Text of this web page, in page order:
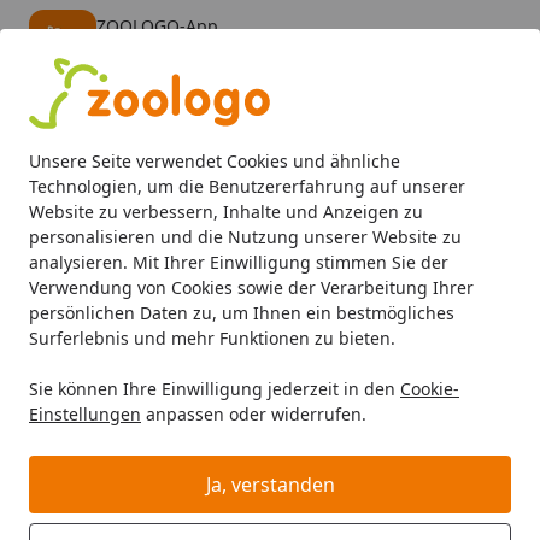
Unsere Seite verwendet Cookies und ähnliche
Technologien, um die Benutzererfahrung auf unserer
Website zu verbessern, Inhalte und Anzeigen zu
personalisieren und die Nutzung unserer Website zu
analysieren. Mit Ihrer Einwilligung stimmen Sie der
Verwendung von Cookies sowie der Verarbeitung Ihrer
persönlichen Daten zu, um Ihnen ein bestmögliches
Surferlebnis und mehr Funktionen zu bieten.
Sie können Ihre Einwilligung jederzeit in den Cookie-
Einstellungen anpassen oder widerrufen.
Ja, verstanden
ZOOLOGO-App
Alle Produkte
Mein Konto
Suchen
Startseite
HAPPY DOG
HAPPY DOG